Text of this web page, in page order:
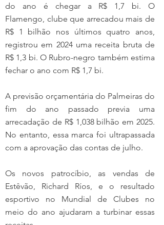
do ano é chegar a R$ 1,7 bi. O
Flamengo, clube que arrecadou mais de
R$ 1 bilhão nos últimos quatro anos,
registrou em 2024 uma receita bruta de
R$ 1,3 bi. O Rubro-negro também estima
fechar o ano com R$ 1,7 bi.
A previsão orçamentária do Palmeiras do
fim do ano passado previa uma
arrecadação de R$ 1,038 bilhão em 2025.
No entanto, essa marca foi ultrapassada
com a aprovação das contas de julho.
Os novos patrocíbio, as vendas de
Estêvão, Richard Ríos, e o resultado
esportivo no Mundial de Clubes no
meio do ano ajudaram a turbinar essas